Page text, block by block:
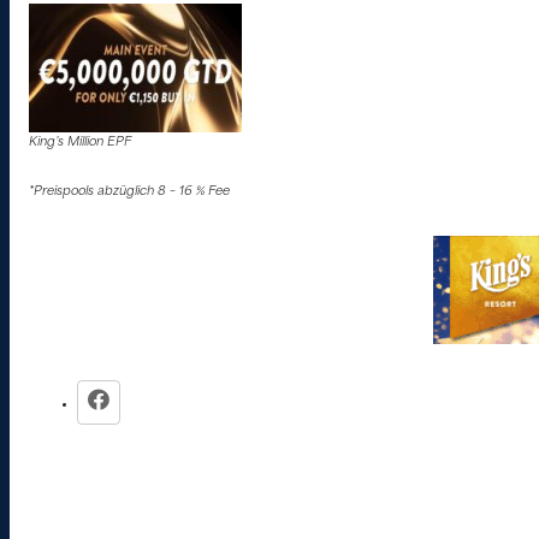
King’s Million EPF
*Preispools abzüglich 8 – 16 % Fee